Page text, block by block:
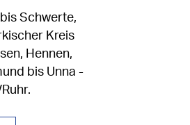
Schwerte,
Kreis
Hennen,
bis Unna -